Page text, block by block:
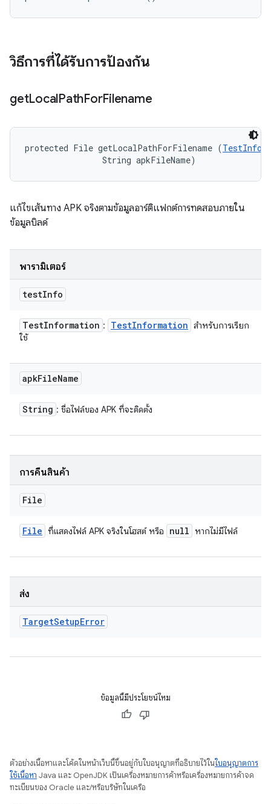
วิธีการที่ได้รับการป้องกัน
getLocalPathForFilename
protected File getLocalPathForFilename (
                String apkFileName)
แก้ไขเส้นทาง APK จริงตามข้อมูลอาร์ติแฟกต์การทดสอบภายใน
ข้อมูลบิลด์
พารามิเตอร์
testInfo
TestInformation : TestInformation สำหรับการเรียก
ใช้
apkFileName
String : ชื่อไฟล์ของ APK ที่จะติดตั้ง
การคืนสินค้า
File
File ที่แสดงไฟล์ APK จริงในโฮสต์ หรือ null หากไม่มีไฟล์
ส่ง
TargetSetupError
ข้อมูลนี้มีประโยชน์ไหม
ตัวอย่างเนื้อหาและโค้ดในหน้าเว็บนี้ขึ้นอยู่กับใบอนุญาตที่อธิบายไว้ในใบอนุญาตการ
ใช้เนื้อหา Java และ OpenJDK เป็นเครื่องหมายการค้าหรือเครื่องหมายการค้าจด
ทะเบียนของ Oracle และ/หรือบริษัทในเครือ